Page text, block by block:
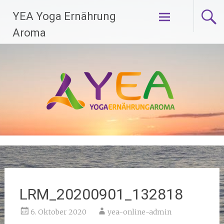
Inhalt
springen
YEA Yoga Ernährung
Aroma
LRM_20200901_132818
6. Oktober 2020 yea-online-admin